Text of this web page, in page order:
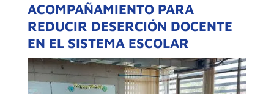
ACOMPAÑAMIENTO PARA
REDUCIR DESERCIÓN DOCENTE
EN EL SISTEMA ESCOLAR